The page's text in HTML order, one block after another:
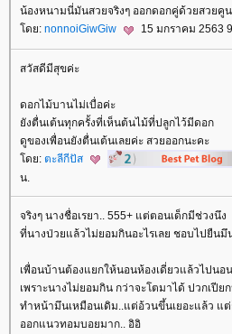
น้องหนามนี่มันสวยจริงๆ ออกดอกคู่ด้วยสวยคู
ดย: nonnoiGiwGiw 15 มกราคม 2563
สวัสดีมีสุขค่ะ
ดอกไม้บานไม่เบื่อค่ะ
ังตื่นเต้นทุกครั้งที่เห็นต้นไม้ที่ปลูกไว้มีดอก
ดูของเพื่อนยังตื่นเต้นเลยค่ะ สวยออกนะคะ
ดย: ตะลีกีปัส
น.
จริงๆ นางชื่อเรยา.. 555+ แต่ตอนเด็กมีช่วงนึง
ที่นางป่วยแล้วไม่ยอมกินอะไรเลย ชอบไปยืน
เพื่อนบ้านต้องแยกให้นอนห้องเดี่ยวแล้วไปนอ
เพราะนางไม่ยอมกิน กว่าจะโตมาได้ ปวกเปี
ทำหน้ามึนเหมือนเดิม..แต่อ้วนขึ้นเยอะแล้ว แ
ออกแนวทอมบอยมาก.. อิอิ